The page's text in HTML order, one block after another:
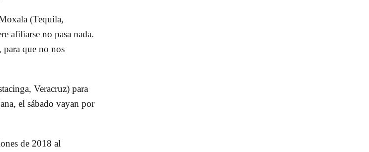
(Tequila,
afiliarse no pasa nada.
para que no nos
Veracruz) para
el sábado vayan por
de 2018 al